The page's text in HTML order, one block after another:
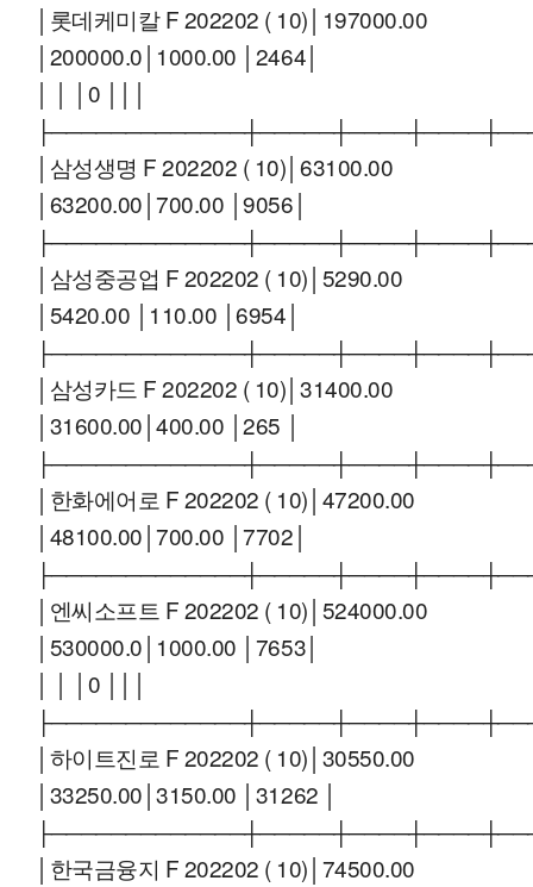
│롯데케미칼 F 202202 ( 10)│197000.00
│200000.0│1000.00 │2464│
│ │ │0 │││
│삼성생명 F 202202 ( 10)│63100.00
│63200.00│700.00 │9056│
│삼성중공업 F 202202 ( 10)│5290.00
│5420.00 │110.00 │6954│
│삼성카드 F 202202 ( 10)│31400.00
│31600.00│400.00 │265 │
│한화에어로 F 202202 ( 10)│47200.00
│48100.00│700.00 │7702│
│엔씨소프트 F 202202 ( 10)│524000.00
│530000.0│1000.00 │7653│
│ │ │0 │││
│하이트진로 F 202202 ( 10)│30550.00
│33250.00│3150.00 │31262 │
│한국금융지 F 202202 ( 10)│74500.00